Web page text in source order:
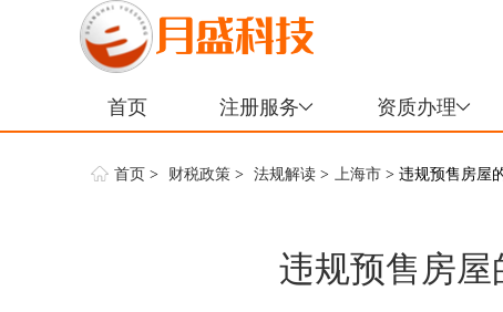
首页 注册服务 资质办理
首页 > 财税政策 > 法规解读 > 上海市 > 违规预售房屋
违规预售房